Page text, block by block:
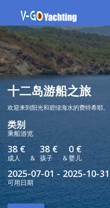
十二岛游船之旅
欢迎来到阳光和碧绿海水的费特希耶。
类别
乘船游览
38 €
成人 &
38 €
孩子 &
0 €
婴儿
2025-07-01 - 2025-10-31
可用日期